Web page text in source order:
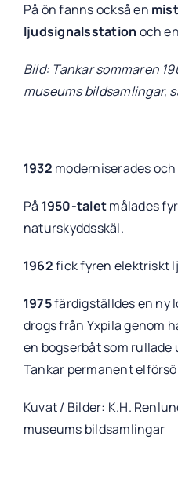
På ön fanns också en
ljudsignalsstation och en
Bild: Tankar sommaren
museums bildsamlingar,
1932 moderniserades
På 1950-taletmålades
naturskyddsskäl.
1962fick fyren elektriskt
1975färdigställdes en ny
drogs från Yxpila genom
en bogserbåt som
Tankar permanent
Kuvat / Bilder: K.H.
museums bildsamlingar